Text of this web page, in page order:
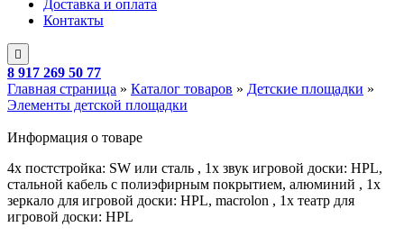
Доставка и оплата
Контакты
8 917 269 50 77
Главная страница » Каталог товаров » Детские площадки »
Элементы детской площадки
Информация о товаре
4x постстройка: SW или сталь , 1x звук игровой доски: HPL,
стальной кабель с полиэфирным покрытием, алюминий , 1x
зеркало для игровой доски: HPL, macrolon , 1x театр для
игровой доски: HPL